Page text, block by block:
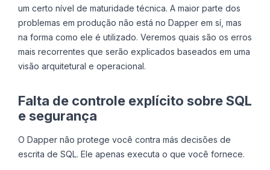
um certo nível de maturidade técnica. A maior parte dos
problemas em produção não está no Dapper em sí, mas
na forma como ele é utilizado. Veremos quais são os erros
mais recorrentes que serão explicados baseados em uma
visão arquitetural e operacional.
Falta de controle explícito sobre SQL
e segurança
O Dapper não protege você contra más decisões de
escrita de SQL. Ele apenas executa o que você fornece.